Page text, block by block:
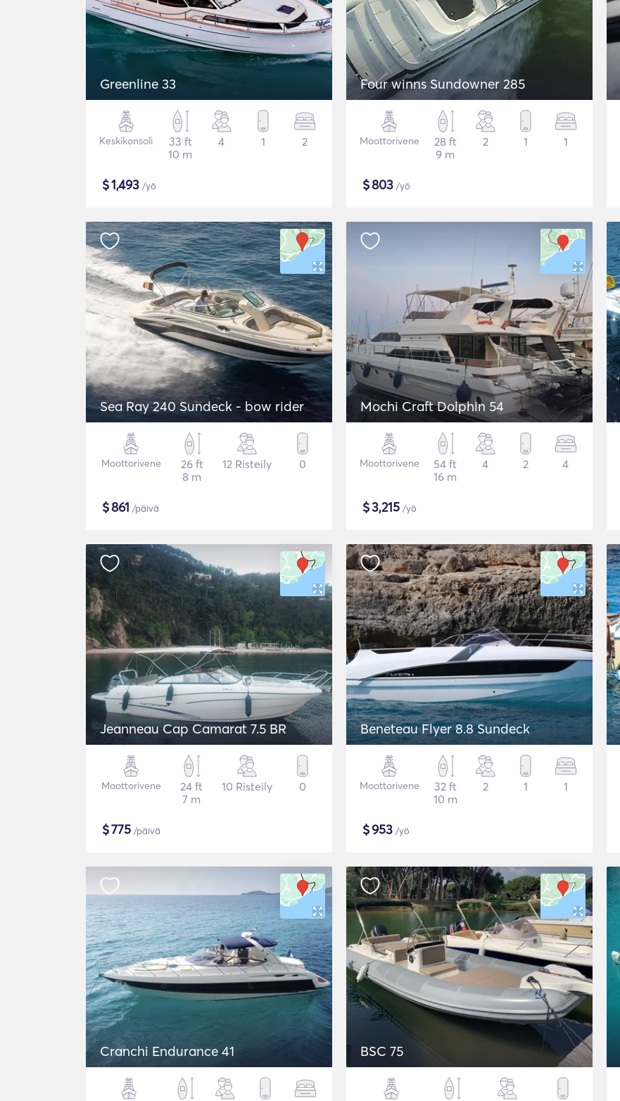
Greenline 33
Keskikonsoli
33 ft
10 m
4 1 2
$1,493 /yö
Four winns Sundowner 285
Moottorivene
28 ft
9 m
2 1 1
$803 /yö
Sea Ray 240 Sundeck - bow rider
Moottorivene
26 ft
8 m
12 Risteily 0
$861 /päivä
Mochi Craft Dolphin 54
Moottorivene
54 ft
16 m
4 2 4
$3,215 /yö
Jeanneau Cap Camarat 7.5 BR
Moottorivene
24 ft
7 m
10 Risteily 0
$775 /päivä
Beneteau Flyer 8.8 Sundeck
Moottorivene
32 ft
10 m
2 1 1
$953 /yö
Cranchi Endurance 41 BSC 75